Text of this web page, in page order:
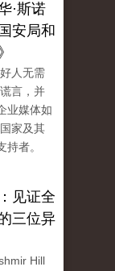
·斯诺
安局和
人无需
言，并
业媒体如
家及其
持者。
见证全
三位异
Hill